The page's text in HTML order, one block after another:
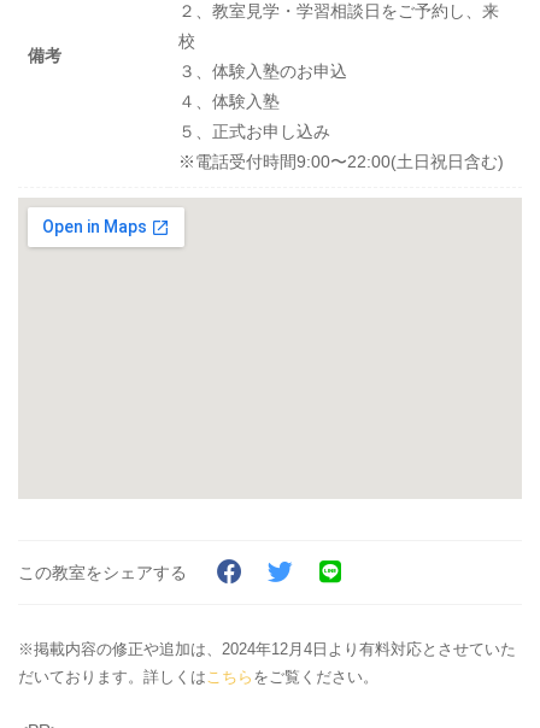
備考
２、教室見学・学習相談日をご予約し、来
校
３、体験入塾のお申込
４、体験入塾
５、正式お申し込み
※電話受付時間9:00〜22:00(土日祝日含む)
この教室をシェアする
※掲載内容の修正や追加は、2024年12月4日より有料対応とさせていた
だいております。詳しくはこちら をご覧ください。